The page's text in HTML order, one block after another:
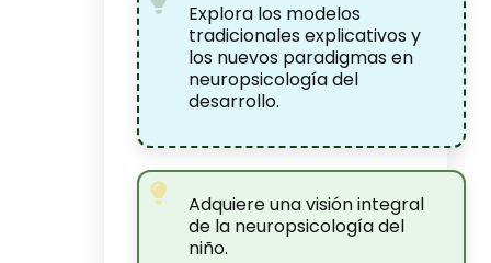
Explora los modelos
tradicionales explicativos y
los nuevos paradigmas en
neuropsicología del
desarrollo.
Adquiere una visión integral
de la neuropsicología del
niño.